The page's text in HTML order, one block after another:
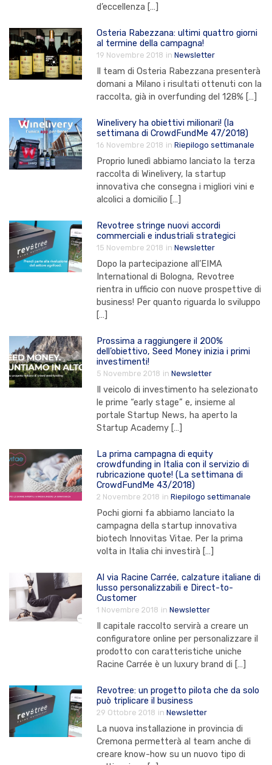
d’eccellenza […]
Osteria Rabezzana: ultimi quattro giorni
al termine della campagna!
19 Novembre 2018 in Newsletter
Il team di Osteria Rabezzana presenterà
domani a Milano i risultati ottenuti con la
raccolta, già in overfunding del 128% […]
Winelivery ha obiettivi milionari! (la
settimana di CrowdFundMe 47/2018)
16 Novembre 2018 in Riepilogo settimanale
Proprio lunedì abbiamo lanciato la terza
raccolta di Winelivery, la startup
innovativa che consegna i migliori vini e
alcolici a domicilio […]
Revotree stringe nuovi accordi
commerciali e industriali strategici
15 Novembre 2018 in Newsletter
Dopo la partecipazione all’EIMA
International di Bologna, Revotree
rientra in ufficio con nuove prospettive di
business! Per quanto riguarda lo sviluppo
[…]
Prossima a raggiungere il 200%
dell’obiettivo, Seed Money inizia i primi
investimenti!
5 Novembre 2018 in Newsletter
Il veicolo di investimento ha selezionato
le prime “early stage” e, insieme al
portale Startup News, ha aperto la
Startup Academy […]
La prima campagna di equity
crowdfunding in Italia con il servizio di
rubricazione quote! (La settimana di
CrowdFundMe 43/2018)
2 Novembre 2018 in Riepilogo settimanale
Pochi giorni fa abbiamo lanciato la
campagna della startup innovativa
biotech Innovitas Vitae. Per la prima
volta in Italia chi investirà […]
Al via Racine Carrée, calzature italiane di
lusso personalizzabili e Direct-to-
Customer
1 Novembre 2018 in Newsletter
Il capitale raccolto servirà a creare un
configuratore online per personalizzare il
prodotto con caratteristiche uniche
Racine Carrée è un luxury brand di […]
Revotree: un progetto pilota che da solo
può triplicare il business
29 Ottobre 2018 in Newsletter
La nuova installazione in provincia di
Cremona permetterà al team anche di
creare know-how su un nuovo tipo di